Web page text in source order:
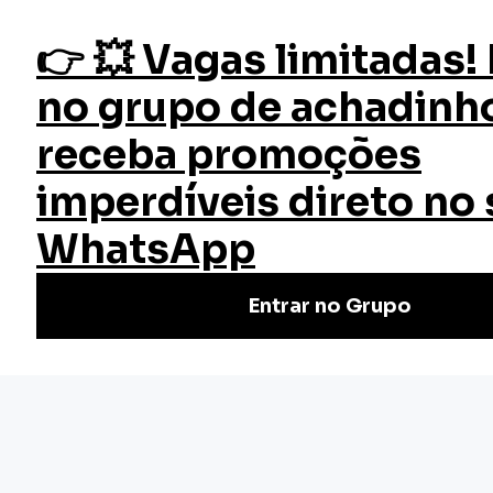
fazer login
Início Cursos Cursos Gratuitos Necropsia
Curso Necropsia
Aprimore suas habilidades em necropsia com o Curso de
Necropsia Online Grátis da EW Cursos – flexibilidade e
conhecimento especializado ao seu alcance.